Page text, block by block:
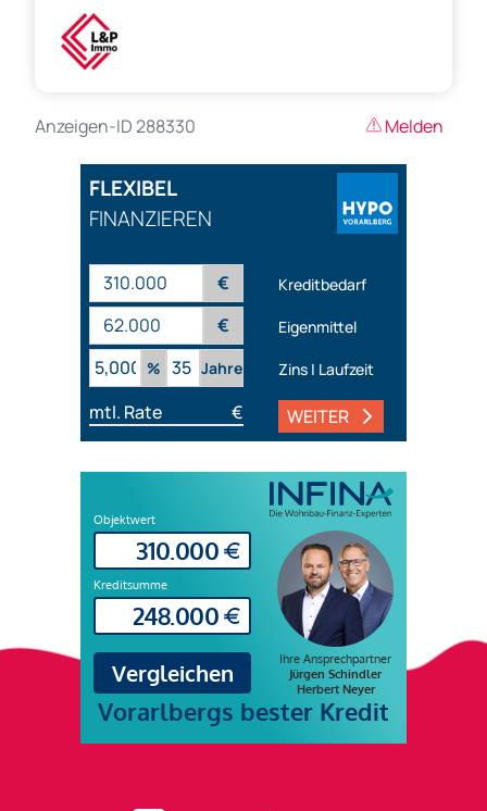
Anzeigen-ID 288330 Melden
FLEXIBEL
FINANZIEREN
€ Kreditbedarf
€
Eigenmittel
%
Jahre Zins | Laufzeit
mtl. Rate € WEITER